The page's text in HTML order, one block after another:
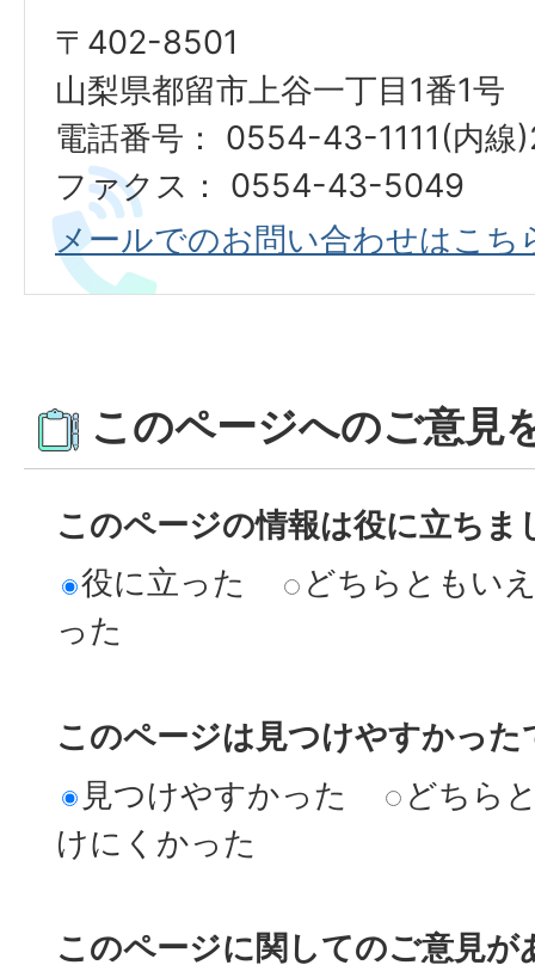
〒402-8501
山梨県都留市上谷一丁目1番1号
電話番号： 0554-43-1111(内線
ファクス： 0554-43-5049
メールでのお問い合わせはこち
このページへのご意見
このページの情報は役に立ちま
役に立った
どちらともい
った
このページは見つけやすかった
見つけやすかった
どちら
けにくかった
このページに関してのご意見